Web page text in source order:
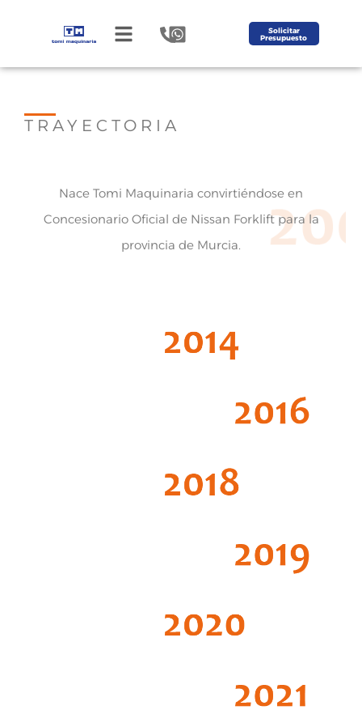
Solicitar
Presupuesto
TRAYECTORIA
Nace Tomi Maquinaria convirtiéndose en
Concesionario Oficial de Nissan Forklift para la
provincia de Murcia.